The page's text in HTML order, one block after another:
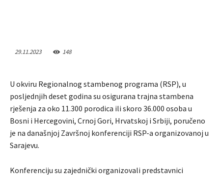
29.11.2023 148
U okviru Regionalnog stambenog programa (RSP), u
posljednjih deset godina su osigurana trajna stambena
rješenja za oko 11.300 porodica ili skoro 36.000 osoba u
Bosni i Hercegovini, Crnoj Gori, Hrvatskoj i Srbiji, poručeno
je na današnjoj Završnoj konferenciji RSP-a organizovanoj u
Sarajevu.
Konferenciju su zajednički organizovali predstavnici